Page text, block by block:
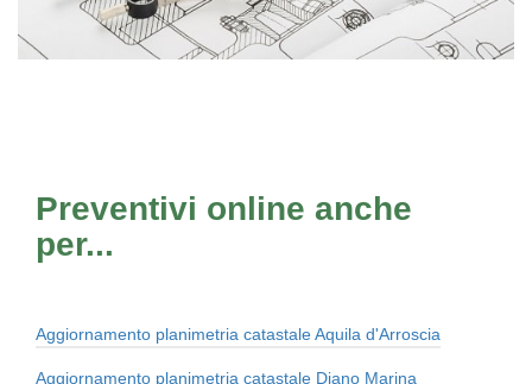
Preventivi online anche
per...
Aggiornamento planimetria catastale Aquila d'Arroscia
Aggiornamento planimetria catastale Diano Marina